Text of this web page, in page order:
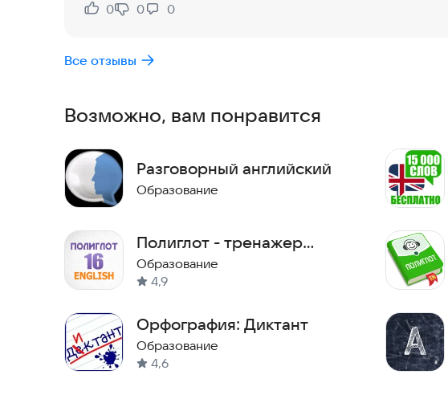
Нравится:
0
Не нравится:
0 0
Все отзывы
Возможно, вам понравится
Разговорный английский
Образование
Полиглот - тренажер
английского за 16 уроков
Образование
4,9
Орфография: Диктант
Образование
4,6